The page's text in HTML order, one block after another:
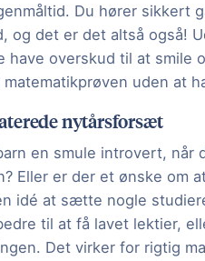
Du hører sikkert
og det er det altså også!
have overskud til at smile
uden at
nytårsforsæt
en smule introvert,
Eller er der et ønske om
idé at sætte nogle
til at få lavet lektier,
Det virker for rigtig